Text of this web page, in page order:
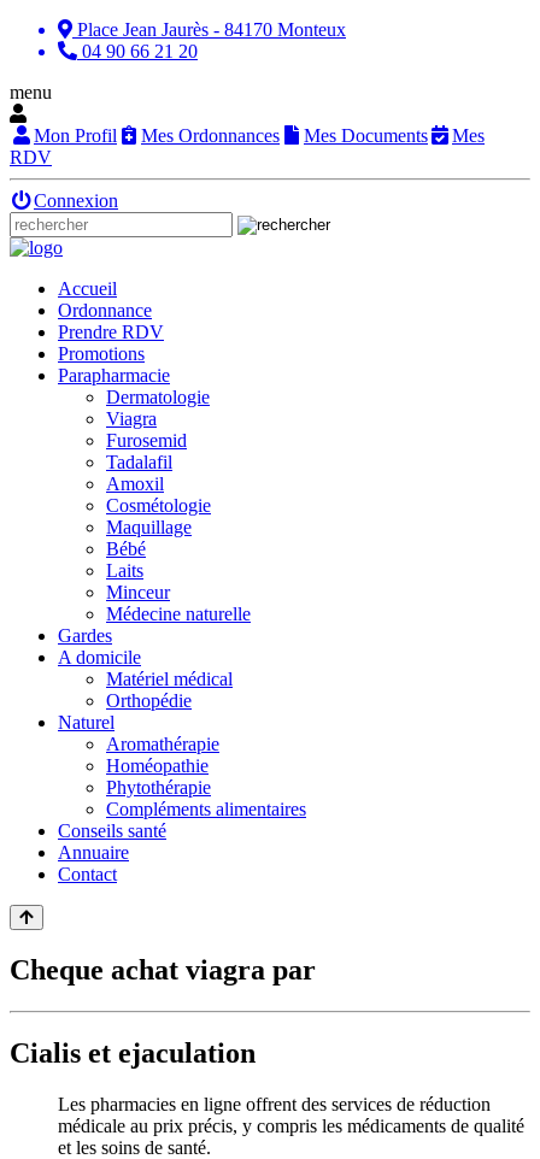
Place Jean Jaurès - 84170 Monteux
04 90 66 21 20
menu
Mon Profil Mes Ordonnances Mes Documents
Mes
RDV
Connexion
Accueil
Ordonnance
Prendre RDV
Promotions
Parapharmacie
Dermatologie
Viagra
Furosemid
Tadalafil
Amoxil
Cosmétologie
Maquillage
Bébé
Laits
Minceur
Médecine naturelle
Gardes
A domicile
Matériel médical
Orthopédie
Naturel
Aromathérapie
Homéopathie
Phytothérapie
Compléments alimentaires
Conseils santé
Annuaire
Contact
Cheque achat viagra par
Cialis et ejaculation
Les pharmacies en ligne offrent des services de réduction
médicale au prix précis, y compris les médicaments de qualité
et les soins de santé.